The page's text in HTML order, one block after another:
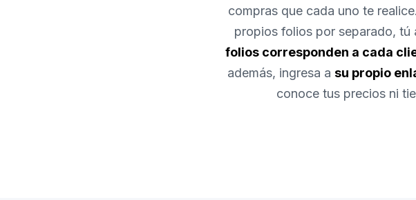
compras que cada uno te
propios folios por separado, tú
folios corresponden a cada
además, ingresa a su propio
conoce tus precios ni